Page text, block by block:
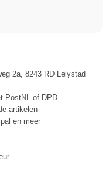
2a, 8243 RD Lelystad
PostNL of DPD
artikelen
en meer